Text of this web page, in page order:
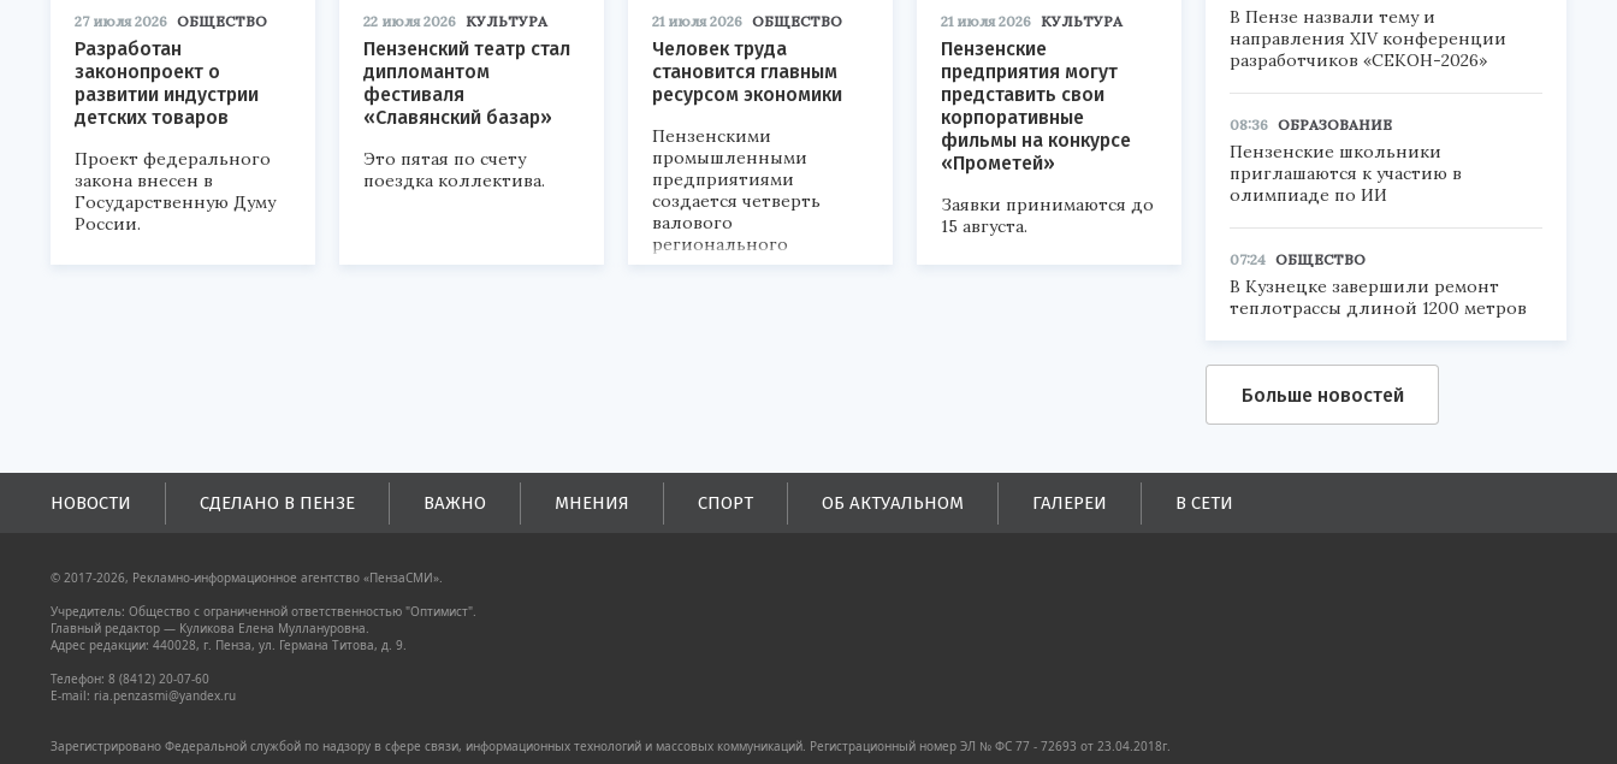
27 июля 2026 ОБЩЕСТВО
Разработан
законопроект о
развитии индустрии
детских товаров
Проект федерального
закона внесен в
Государственную Думу
России.
22 июля 2026 КУЛЬТУРА
Пензенский театр стал
дипломантом
фестиваля
«Славянский базар»
Это пятая по счету
поездка коллектива.
21 июля 2026 ОБЩЕСТВО
Человек труда
становится главным
ресурсом экономики
Пензенскими
промышленными
предприятиями
создается четверть
валового
регионального
продукта и
21 июля 2026 КУЛЬТУРА
Пензенские
предприятия могут
представить свои
корпоративные
фильмы на конкурсе
«Прометей»
Заявки принимаются до
15 августа.
В Пензе назвали тему и
направления XIV конференции
разработчиков «СЕКОН-2026»
08:36 ОБРАЗОВАНИЕ
Пензенские школьники
приглашаются к участию в
олимпиаде по ИИ
07:24 ОБЩЕСТВО
В Кузнецке завершили ремонт
теплотрассы длиной 1200 метров
Больше новостей
НОВОСТИ СДЕЛАНО В ПЕНЗЕ ВАЖНО МНЕНИЯ СПОРТ ОБ АКТУАЛЬНОМ ГАЛЕРЕИ В СЕТИ
© 2017-2026, Рекламно-информационное агентство «ПензаСМИ».
Учредитель: Общество с ограниченной ответственностью "Оптимист".
Главный редактор — Куликова Елена Муллануровна.
Адрес редакции: 440028, г. Пенза, ул. Германа Титова, д. 9.
Телефон: 8 (8412) 20-07-60
E-mail: ria.penzasmi@yandex.ru
Зарегистрировано Федеральной службой по надзору в сфере связи, информационных технологий и массовых коммуникаций. Регистрационный номер ЭЛ № ФС 77 - 72693 от 23.04.2018г.